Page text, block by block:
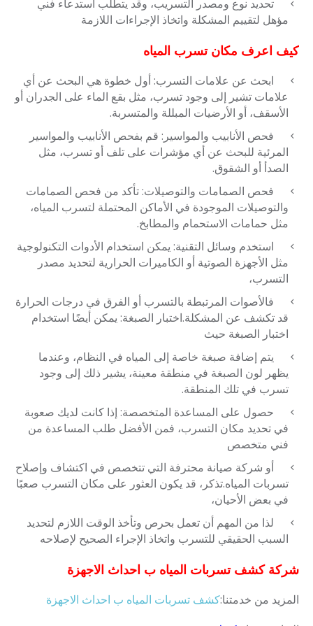
تحديد نوع ومصدر التسريب، وقد يتطلب استدعاء فني
مؤهل لتقييم المشكلة واتخاذ الإجراءات اللازمة
كيف اعرف مكان تسرب المياه
ابحث عن علامات التسرب: أول خطوة هي البحث عن أي
علامات تشير إلى وجود تسرب، مثل بقع الماء على الجدران أو
الأسقف، أو الأرضيات المبللة والمتسربة.
فحص الأنابيب والمواسير: قم بفحص الأنابيب والمواسير
المرئية للبحث عن أي مؤشرات على تلف أو تسرب، مثل
الصدأ أو الشقوق.
فحص الصمامات والتوصيلات: تأكد من فحص الصمامات
والتوصيلات الموجودة في الأماكن المحتملة لتسرب المياه،
مثل حمامات الاستحمام والمطابخ.
استخدم وسائل التقنية: يمكن استخدام الأدوات التكنولوجية
مثل الأجهزة الصوتية أو الكاميرات الحرارية لتحديد مصدر
التسرب،
فالأصوات المرتبطة بالتسرب أو الفرق في درجات الحرارة
قد تكشف عن المشكلة.اختبار الصبغة: يمكن أيضًا استخدام
اختبار الصبغة حيث
يتم إضافة صبغة خاصة إلى المياه في النظام، وعندما
يظهر لون الصبغة في منطقة معينة، يشير ذلك إلى وجود
تسرب في تلك المنطقة.
حصول على المساعدة المتخصصة: إذا كانت لديك صعوبة
في تحديد مكان التسرب، فمن الأفضل طلب المساعدة من
فني متخصص
أو شركة صيانة محترفة التي تتخصص في اكتشاف وإصلاح
تسربات المياه.تذكر، قد يكون العثور على مكان التسرب صعبًا
في بعض الأحيان،
لذا من المهم أن تعمل بحرص وتأخذ الوقت اللازم لتحديد
السبب الحقيقي للتسرب واتخاذ الإجراء الصحيح لإصلاحه
شركة كشف تسربات المياه ب احداث الاجهزة
المزيد من خدمتنا:كشف تسربات المياه ب احداث الاجهزة